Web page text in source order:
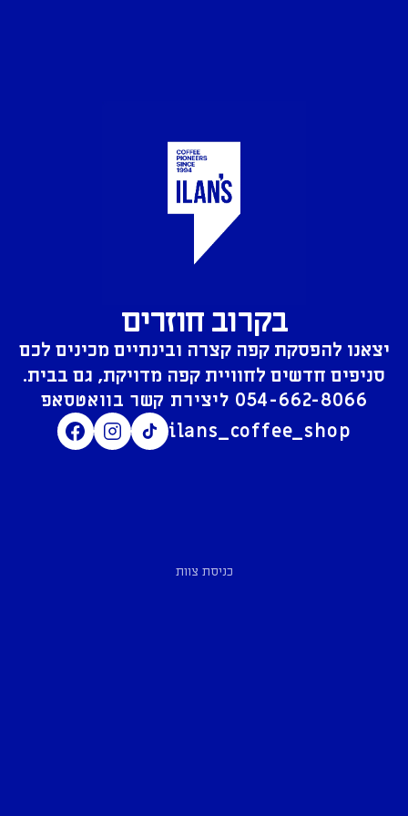
בקרוב חוזרים
יצאנו להפסקת קפה קצרה ובינתיים מכינים לכם
סניפים חדשים לחוויית קפה מדויקת, גם בבית.
054-662-8066
ilans_coffee_shop
כניסת צוות